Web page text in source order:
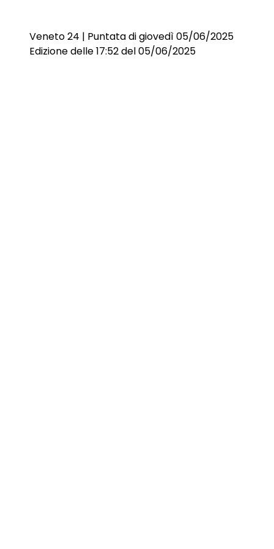
Veneto 24 | Puntata di giovedì 05/06/2025
Edizione delle 17:52 del 05/06/2025